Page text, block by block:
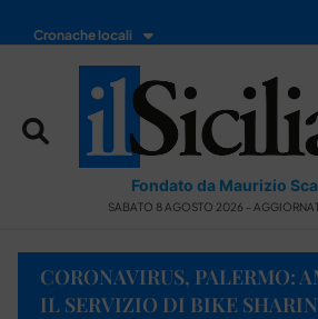
Cronache locali
Fondato da Maurizio
SABATO 8 AGOSTO 2026 -
CORONAVIRUS, PALERMO:
IL SERVIZIO DI BIKE